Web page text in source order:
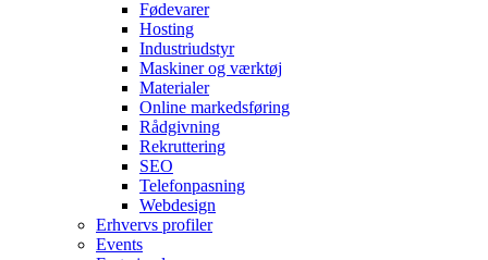
Fødevarer
Hosting
Industriudstyr
Maskiner og værktøj
Materialer
Online markedsføring
Rådgivning
Rekruttering
SEO
Telefonpasning
Webdesign
Erhvervs profiler
Events